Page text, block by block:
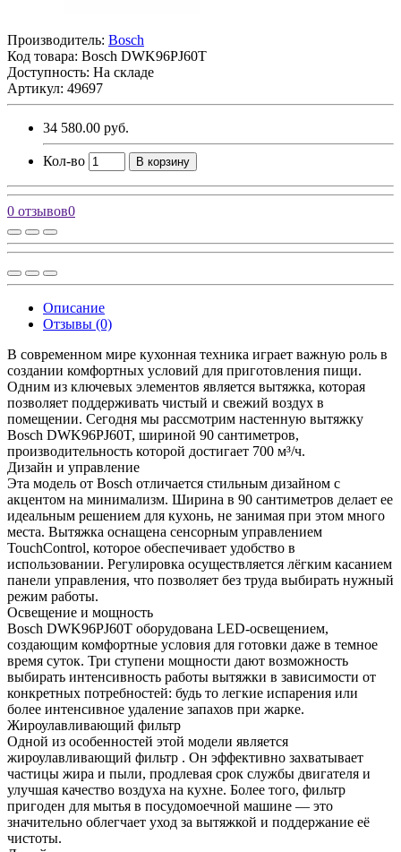
Производитель: Bosch
Код товара: Bosch DWK96PJ60T
Доступность: На складе
Артикул: 49697
34 580.00 руб.
Кол-во В корзину
0 отзывов0
Описание
Отзывы (0)
В современном мире кухонная техника играет важную роль в
создании комфортных условий для приготовления пищи.
Одним из ключевых элементов является вытяжка, которая
позволяет поддерживать чистый и свежий воздух в
помещении. Сегодня мы рассмотрим настенную вытяжку
Bosch DWK96PJ60T, шириной 90 сантиметров,
производительность которой достигает 700 м³/ч.
Дизайн и управление
Эта модель от Bosch отличается стильным дизайном с
акцентом на минимализм. Ширина в 90 сантиметров делает ее
идеальным решением для кухонь, не занимая при этом много
места. Вытяжка оснащена сенсорным управлением
TouchControl, которое обеспечивает удобство в
использовании. Регулировка осуществляется лёгким касанием
панели управления, что позволяет без труда выбирать нужный
режим работы.
Освещение и мощность
Bosch DWK96PJ60T оборудована LED-освещением,
создающим комфортные условия для готовки даже в темное
время суток. Три ступени мощности дают возможность
выбирать интенсивность работы вытяжки в зависимости от
конкретных потребностей: будь то легкие испарения или
более интенсивное удаление запахов при жарке.
Жироулавливающий фильтр
Одной из особенностей этой модели является
жироулавливающий фильтр . Он эффективно захватывает
частицы жира и пыли, продлевая срок службы двигателя и
улучшая качество воздуха на кухне. Более того, фильтр
пригоден для мытья в посудомоечной машине — это
значительно облегчает уход за вытяжкой и поддержание её
чистоты.